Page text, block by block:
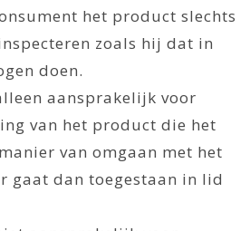
het product slechts
zoals hij dat in
doen.
aansprakelijk voor
van het product die het
van omgaan met het
gaat dan toegestaan in lid